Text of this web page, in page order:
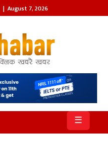
| August 7, 2026
☰